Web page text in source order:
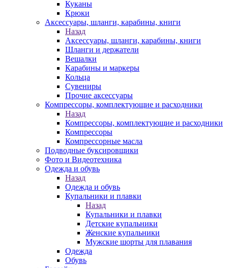
Куканы
Крюки
Аксессуары, шланги, карабины, книги
Назад
Аксессуары, шланги, карабины, книги
Шланги и держатели
Вешалки
Карабины и маркеры
Кольца
Сувениры
Прочие аксессуары
Компрессоры, комплектующие и расходники
Назад
Компрессоры, комплектующие и расходники
Компрессоры
Компрессорные масла
Подводные буксировщики
Фото и Видеотехника
Одежда и обувь
Назад
Одежда и обувь
Купальники и плавки
Назад
Купальники и плавки
Детские купальники
Женские купальники
Мужские шорты для плавания
Одежда
Обувь